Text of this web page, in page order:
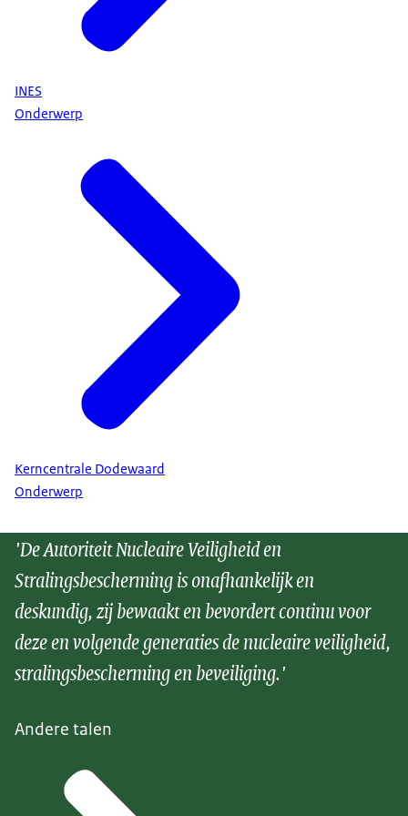
bijzonderheden geconstateerd.
GKN heeft onderzoek gedaan naar de
goed zichtbaar was, had de brand geen
GKN geleverde informatie heeft de ANVS deze
gebeurtenis definitief ingeschaald als INES-
niveau 0, een kleine afwijking zonder
veiligheidsconsequenties.
INES
Onderwerp
Kerncentrale Dodewaard
Onderwerp
'De Autoriteit Nucleaire Veiligheid en
Stralingsbescherming is onafhankelijk en
deskundig, zij bewaakt en bevordert continu voor
deze en volgende generaties de nucleaire veiligheid,
stralingsbescherming en beveiliging.'
Andere talen